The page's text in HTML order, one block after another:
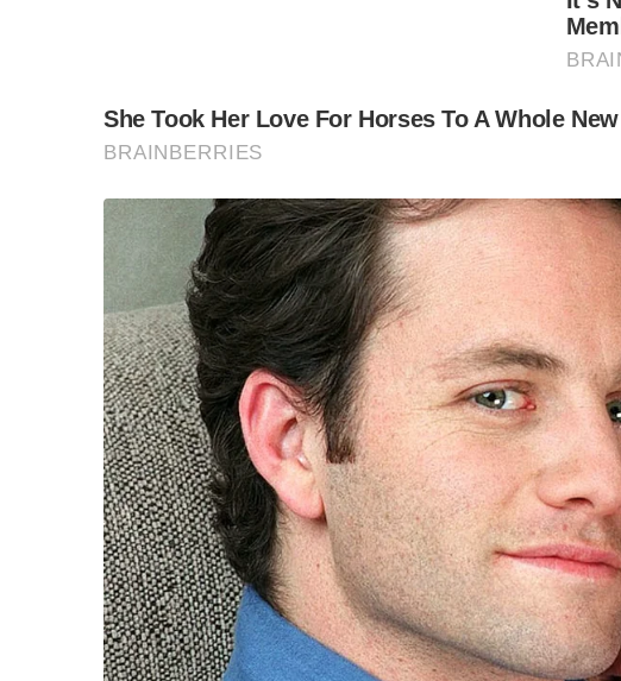
เนื่องมาจากความร่วมมือของภาคีเครือข่ายด้านการศึกษาทุก
ซึ่งบุคคลที่รู้เรื่องพื้นที่มากที่สุด ก็คือผู้อำนวยการเขตพื้นที่ ร
รวมโรงเรียนอย่างไร
“ผมอยู่กระทรวงศึกษามา 1 ปีแล้ว ผมมั่นใจแล้วว่า เรามีคว
โรงเรียนให้เกิดขึ้นเร็วที่สุดเท่าที่จะเร็วได้” นายณัฏฐพล กล่า
ส่วนโรงเรียนที่เป็นโรงเรียนแม่เหล็ก นายณัฏฐพล ย้ำว่า เร
ด้วยว่า การควบรวมโรงเรียนแล้วภาพจะเป็นอย่างไร ซึ่งข
พื้นที่ใด เพื่อให้บุคคลที่เกี่ยวข้อง ได้เห็นภาพการควบรวมโร
สำหรับเรื่องโรงเรียนดี 4 มุมเมืองนั้น ขณะนี้กระทรวงศึกษา
บ้าง นายณัฏฐพล กล่าวว่า จากที่ตนได้ลงพื้นที่ในหลายโรงเ
ชั้นนำส่วนใหญ่จะอยู่ในเมือง โดยเด็กๆ ก็มีความตั้งใจ และ
เพราะเรื่องค่านิยม